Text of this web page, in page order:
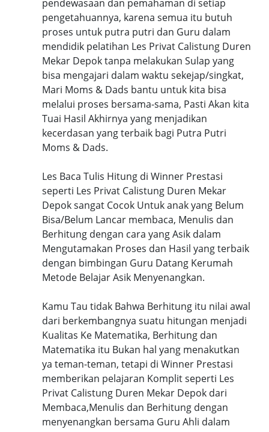
pendewasaan dan pemahaman di setiap
pengetahuannya, karena semua itu butuh
proses untuk putra putri dan Guru dalam
mendidik pelatihan Les Privat Calistung Duren
Mekar Depok tanpa melakukan Sulap yang
bisa mengajari dalam waktu sekejap/singkat,
Mari Moms & Dads bantu untuk kita bisa
melalui proses bersama-sama, Pasti Akan kita
Tuai Hasil Akhirnya yang menjadikan
kecerdasan yang terbaik bagi Putra Putri
Moms & Dads.
Les Baca Tulis Hitung di Winner Prestasi
seperti Les Privat Calistung Duren Mekar
Depok sangat Cocok Untuk anak yang Belum
Bisa/Belum Lancar membaca, Menulis dan
Berhitung dengan cara yang Asik dalam
Mengutamakan Proses dan Hasil yang terbaik
dengan bimbingan Guru Datang Kerumah
Metode Belajar Asik Menyenangkan.
Kamu Tau tidak Bahwa Berhitung itu nilai awal
dari berkembangnya suatu hitungan menjadi
Kualitas Ke Matematika, Berhitung dan
Matematika itu Bukan hal yang menakutkan
ya teman-teman, tetapi di Winner Prestasi
memberikan pelajaran Komplit seperti Les
Privat Calistung Duren Mekar Depok dari
Membaca,Menulis dan Berhitung dengan
menyenangkan bersama Guru Ahli dalam